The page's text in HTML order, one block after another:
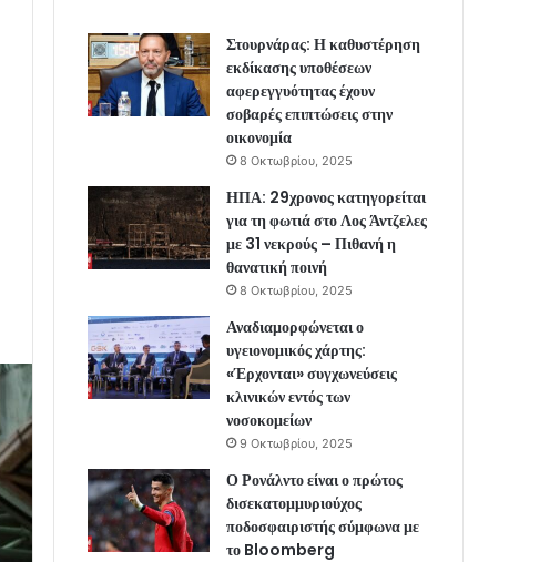
Στουρνάρας: Η καθυστέρηση
εκδίκασης υποθέσεων
αφερεγγυότητας έχουν
σοβαρές επιπτώσεις στην
οικονομία
8 Οκτωβρίου, 2025
ΗΠΑ: 29χρονος κατηγορείται
για τη φωτιά στο Λος Άντζελες
με 31 νεκρούς – Πιθανή η
θανατική ποινή
8 Οκτωβρίου, 2025
Αναδιαμορφώνεται ο
υγειονομικός χάρτης:
«Έρχονται» συγχωνεύσεις
κλινικών εντός των
νοσοκομείων
9 Οκτωβρίου, 2025
Ο Ρονάλντο είναι ο πρώτος
δισεκατομμυριούχος
ποδοσφαιριστής σύμφωνα με
το Bloomberg